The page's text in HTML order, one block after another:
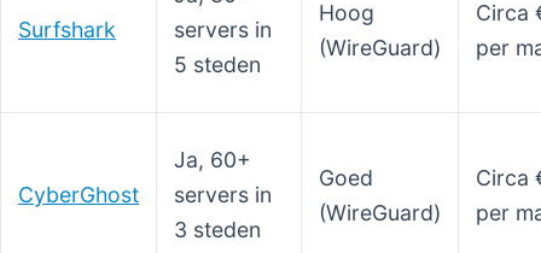
Surfshark
servers in
5 steden
Hoog
(WireGuard)
Circa
per
CyberGhost
Ja, 60+
servers in
3 steden
Goed
(WireGuard)
Circa
per